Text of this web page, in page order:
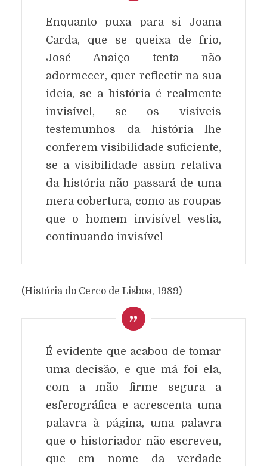
Enquanto puxa para si Joana
Carda, que se queixa de frio,
José Anaiço tenta não
adormecer, quer reflectir na sua
ideia, se a história é realmente
invisível, se os visíveis
testemunhos da história lhe
conferem visibilidade suficiente,
se a visibilidade assim relativa
da história não passará de uma
mera cobertura, como as roupas
que o homem invisível vestia,
continuando invisível
(História do Cerco de Lisboa, 1989)
É evidente que acabou de tomar
uma decisão, e que má foi ela,
com a mão firme segura a
esferográfica e acrescenta uma
palavra à página, uma palavra
que o historiador não escreveu,
que em nome da verdade